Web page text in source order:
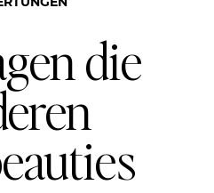
die